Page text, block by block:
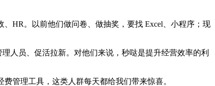
HR。以前他们做问卷、做抽奖，要找 Excel、小程序；现
人员、促活拉新。对他们来说，秒哒是提升经营效率的利
管理工具，这类人群每天都给我们带来惊喜。